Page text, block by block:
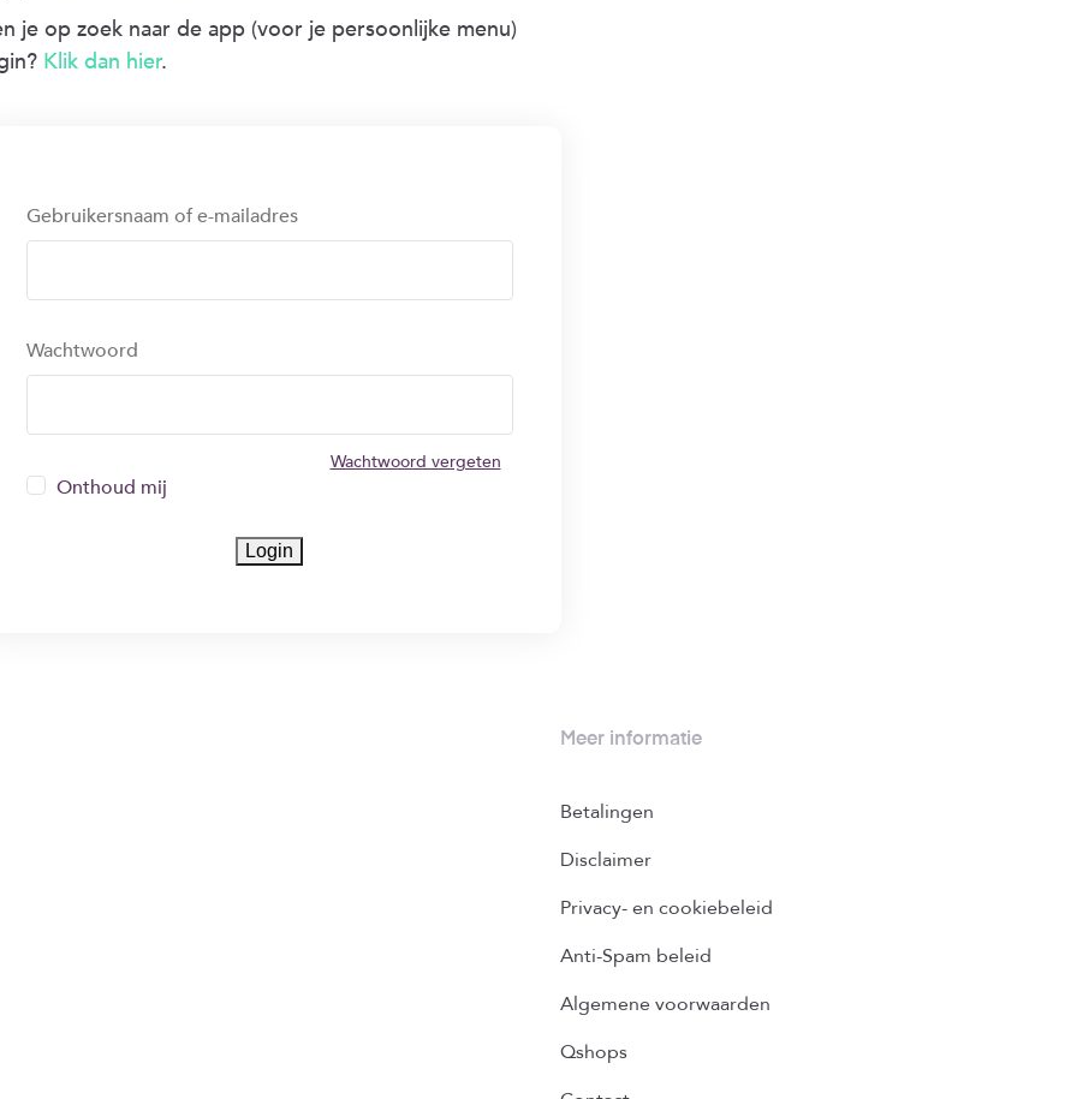
je op zoek naar de app (voor je persoonlijke menu)
Klik dan hier.
Gebruikersnaam of e-mailadres
Wachtwoord
Onthoud mij
Login
Wachtwoord vergeten
Meer informatie
Betalingen
Disclaimer
Privacy- en cookiebeleid
Anti-Spam beleid
Algemene voorwaarden
Qshops